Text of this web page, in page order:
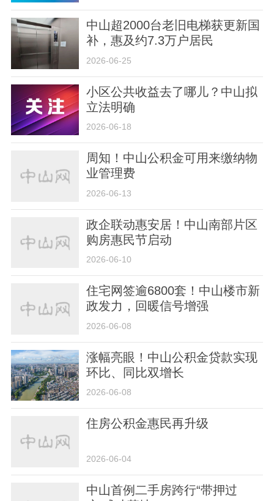
中山超2000台老旧电梯获更新国
补，惠及约7.3万户居民
2026-06-25
小区公共收益去了哪儿？中山拟
立法明确
2026-06-18
周知！中山公积金可用来缴纳物
业管理费
2026-06-13
政企联动惠安居！中山南部片区
购房惠民节启动
2026-06-10
住宅网签逾6800套！中山楼市新
政发力，回暖信号增强
2026-06-08
涨幅亮眼！中山公积金贷款实现
环比、同比双增长
2026-06-08
住房公积金惠民再升级
2026-06-04
中山首例二手房跨行“带押过